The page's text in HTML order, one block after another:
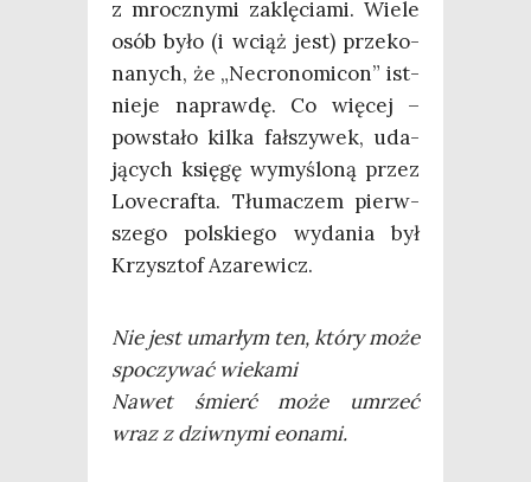
z mrocz­ny­mi zaklę­cia­mi. Wie­le
osób było (i wciąż jest) prze­ko­
na­nych, że „Necro­no­mi­con” ist­
nie­je napraw­dę. Co wię­cej –
powsta­ło kil­ka fał­szy­wek, uda­
ją­cych księ­gę wymy­ślo­ną przez
Love­cra­fta. Tłu­ma­czem pierw­
sze­go pol­skie­go wyda­nia był
Krzysz­tof Azarewicz.
Nie jest umar­łym ten, któ­ry może
spo­czy­wać wiekami
Nawet śmierć może umrzeć
wraz z dziw­ny­mi eonami.